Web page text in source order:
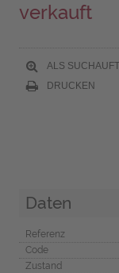
verkauft
ALS
DRUCKEN
Daten
Referenz
Code
Zustand